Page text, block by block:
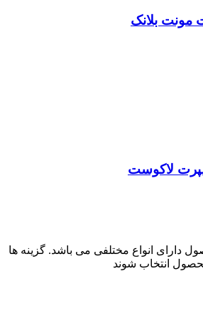
دارای انواع مختلفی می باشد. گزینه ها
انتخاب شوند